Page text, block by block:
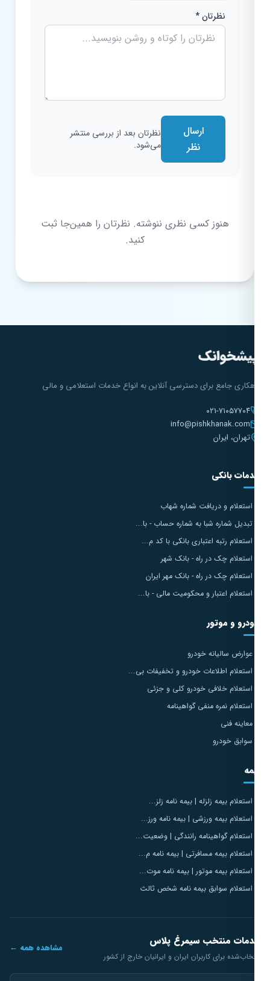
نظرتان *
ارسال
نظرتان بعد از بررسی منتشر
می‌شود.
هنوز کسی نظری ننوشته. نظرتان را همین‌جا ثبت
کنید.
جامع برای دسترسی آنلاین به انواع خدمات استعلامی و مالی
۰۲۱-۷۱۰۵۷۷۰۴
info@pishkhanak.com
تهران، ایران
بانکی
استعلام و دریافت شماره شهاب
تبدیل شماره شبا به شماره حساب - با...
استعلام رتبه اعتباری بانکی با کد م...
استعلام چک در راه - بانک شهر
استعلام چک در راه - بانک مهر ایران
استعلام اعتبار و محکومیت مالی - با...
و موتور
عوارض سالیانه خودرو
استعلام اطلاعات خودرو و تخفیفات بی...
استعلام خلافی خودرو کلی و جزئی
استعلام نمره منفی گواهینامه
معاینه فنی
سوابق خودرو
استعلام بیمه زلزله | بیمه نامه زلز...
استعلام بیمه ورزشی | بیمه نامه ورز...
استعلام گواهینامه رانندگی | وضعیت...
استعلام بیمه مسافرتی | بیمه نامه م...
استعلام بیمه موتور | بیمه نامه موت...
استعلام سوابق بیمه نامه شخص ثالث
منتخب سیمرغ پلاس
برای کاربران ایران و ایرانیان خارج از کشور
مشاهده همه ←